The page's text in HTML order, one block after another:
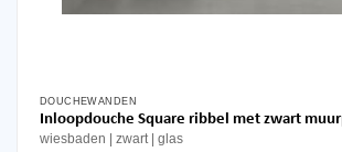
DOUCHEWANDEN
Inloopdouche Square ribbel met zwart
wiesbaden zwart glas
Dit
product